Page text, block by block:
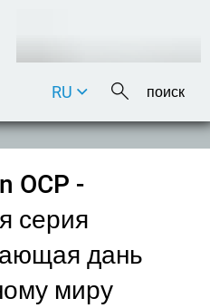
DE
IT
RU
OCP -
серия
дань
миру